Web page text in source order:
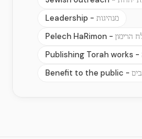
Leadership - מנהיגות
Pelech HaRimon - הרימון
Publishing Torah works -
Benefit to the public -